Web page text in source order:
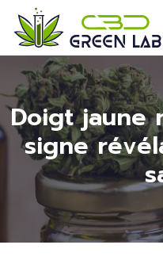
Doigt jaune
signe